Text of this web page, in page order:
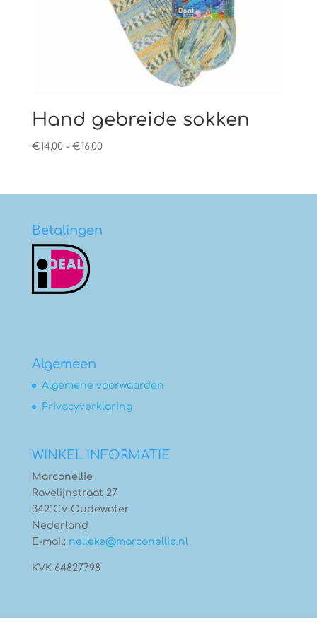
Hand gebreide sokken
€14,00 - €16,00Prijsklasse:
€16,00
Betalingen
Algemeen
Algemene voorwaarden
Privacyverklaring
WINKEL INFORMATIE
Marconellie
Ravelijnstraat 27
3421CV Oudewater
Nederland
E-mail: nelleke@marconellie.nl
KVK 64827798